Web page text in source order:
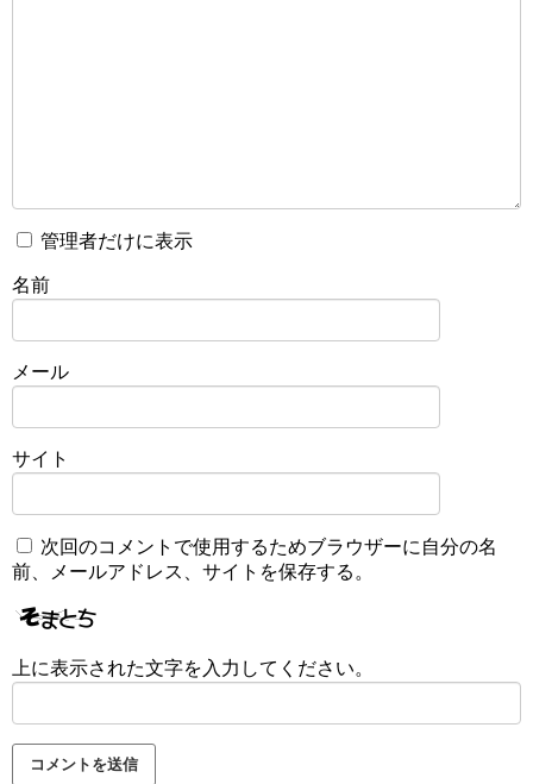
管理者だけに表示
名前
メール
サイト
次回のコメントで使用するためブラウザーに自分の名
前、メールアドレス、サイトを保存する。
上に表示された文字を入力してください。